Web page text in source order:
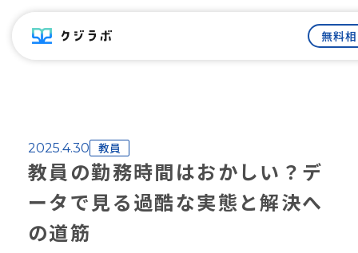
2025.4.30 教員
教員の勤務時間はおかしい？デ
ータで見る過酷な実態と解決へ
の道筋
無料